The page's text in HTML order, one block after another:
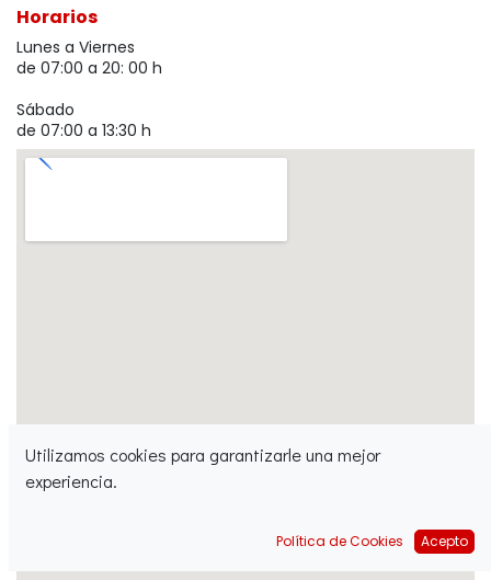
Horarios
Lunes a Viernes
de 07:00 a 20: 00 h
Sábado
de 07:00 a 13:30 h
Utilizamos cookies para garantizarle una mejor
experiencia.
Política de Cookies Acepto